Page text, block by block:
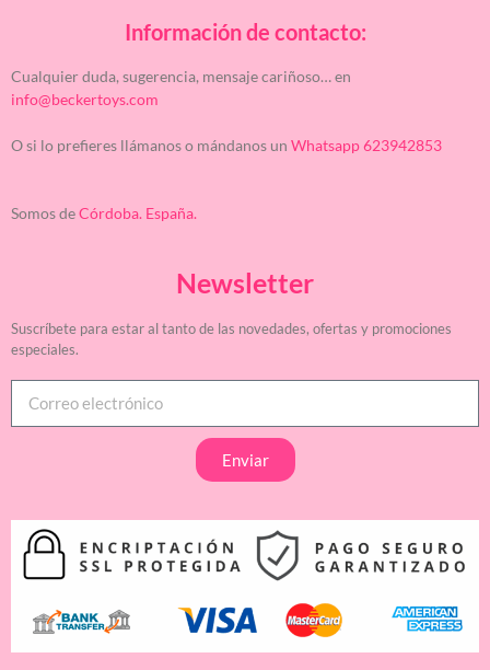
Información de contacto:
Cualquier duda, sugerencia, mensaje cariñoso… en
info@beckertoys.com
O si lo prefieres llámanos o mándanos un Whatsapp 623942853
Somos deCórdoba. España.
Newsletter
Suscríbete para estar al tanto de las novedades, ofertas y promociones
especiales.
Enviar